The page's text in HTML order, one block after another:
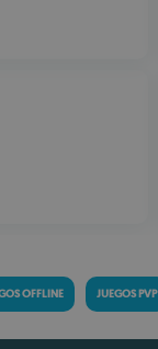
OFFLINE JUEGOS PVP